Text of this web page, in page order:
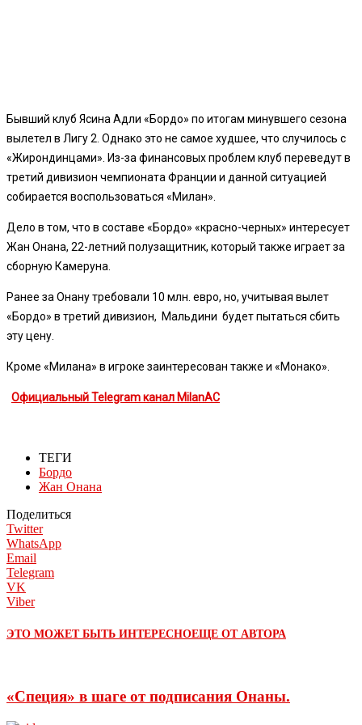
Бывший клуб Ясина Адли «Бордо» по итогам минувшего сезона
вылетел в Лигу 2. Однако это не самое худшее, что случилось с
«Жирондинцами». Из-за финансовых проблем клуб переведут в
третий дивизион чемпионата Франции и данной ситуацией
собирается воспользоваться «Милан».
Дело в том, что в составе «Бордо» «красно-черных» интересует
Жан Онана, 22-летний полузащитник, который также играет за
сборную Камеруна.
Ранее за Онану требовали 10 млн. евро, но, учитывая вылет
«Бордо» в третий дивизион, Мальдини будет пытаться сбить
эту цену.
Кроме «Милана» в игроке заинтересован также и «Монако».
Официальный Telegram канал MilanAC
ТЕГИ
Бордо
Жан Онана
Поделиться
Twitter
WhatsApp
Email
Telegram
VK
Viber
ЭТО МОЖЕТ БЫТЬ ИНТЕРЕСНОЕЩЕ ОТ АВТОРА
«Специя» в шаге от подписания Онаны.